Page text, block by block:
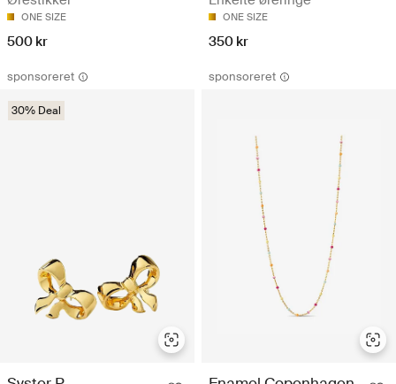
ONE SIZE
500 kr
ONE SIZE
350 kr
sponsoreret
30% Deal
sponsoreret